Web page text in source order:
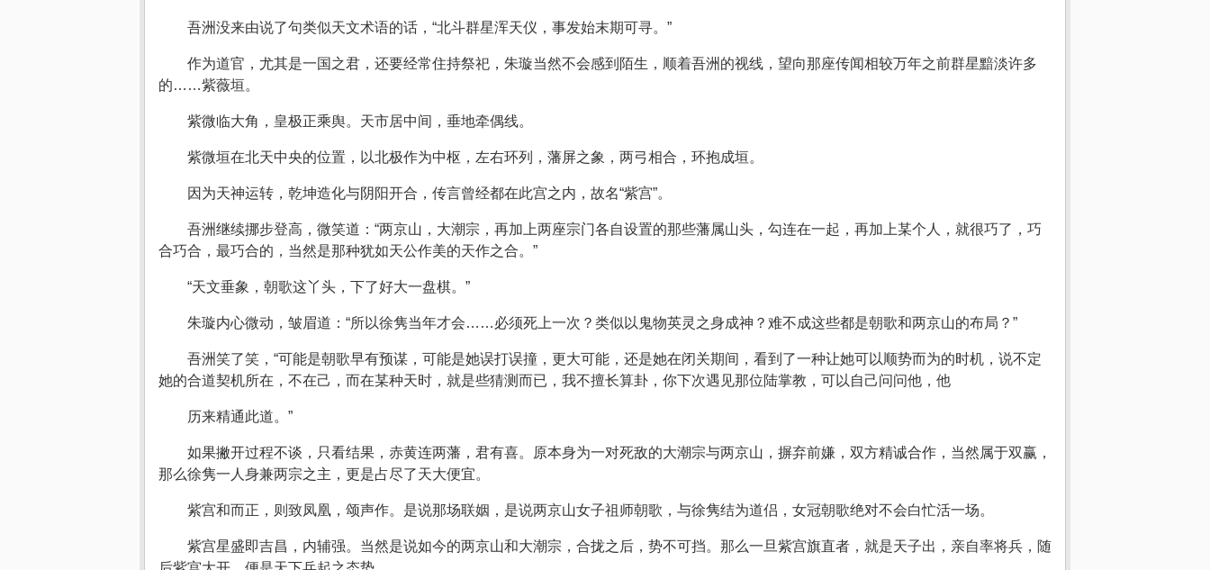
吾洲没来由说了句类似天文术语的话，“北斗群星浑天仪，事发始末期可寻。”
作为道官，尤其是一国之君，还要经常住持祭祀，朱璇当然不会感到陌生，顺着吾洲的视线，望向那座传闻相较万年之前群星黯淡许多
的……紫薇垣。
紫微临大角，皇极正乘舆。天市居中间，垂地牵偶线。
紫微垣在北天中央的位置，以北极作为中枢，左右环列，藩屏之象，两弓相合，环抱成垣。
因为天神运转，乾坤造化与阴阳开合，传言曾经都在此宫之内，故名“紫宫”。
吾洲继续挪步登高，微笑道：“两京山，大潮宗，再加上两座宗门各自设置的那些藩属山头，勾连在一起，再加上某个人，就很巧了，巧
合巧合，最巧合的，当然是那种犹如天公作美的天作之合。”
“天文垂象，朝歌这丫头，下了好大一盘棋。”
朱璇内心微动，皱眉道：“所以徐隽当年才会……必须死上一次？类似以鬼物英灵之身成神？难不成这些都是朝歌和两京山的布局？”
吾洲笑了笑，“可能是朝歌早有预谋，可能是她误打误撞，更大可能，还是她在闭关期间，看到了一种让她可以顺势而为的时机，说不定
她的合道契机所在，不在己，而在某种天时，就是些猜测而已，我不擅长算卦，你下次遇见那位陆掌教，可以自己问问他，他
历来精通此道。”
如果撇开过程不谈，只看结果，赤黄连两藩，君有喜。原本身为一对死敌的大潮宗与两京山，摒弃前嫌，双方精诚合作，当然属于双赢，
那么徐隽一人身兼两宗之主，更是占尽了天大便宜。
紫宫和而正，则致凤凰，颂声作。是说那场联姻，是说两京山女子祖师朝歌，与徐隽结为道侣，女冠朝歌绝对不会白忙活一场。
紫宫星盛即吉昌，内辅强。当然是说如今的两京山和大潮宗，合拢之后，势不可挡。那么一旦紫宫旗直者，就是天子出，亲自率将兵，随